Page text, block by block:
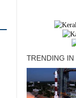
TRENDING IN
×